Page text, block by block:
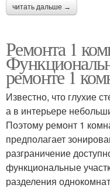
читать дальше →
Ремонта 1
ремонте 1
Известно, что глухие
а в интерьере
Поэтому ремонт 1
предполагает
разграничение
функциональные
разделения